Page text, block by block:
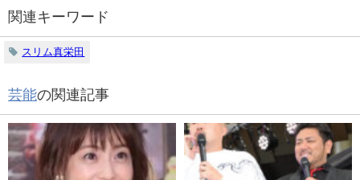
関連キーワード
スリム真栄田
芸能の関連記事